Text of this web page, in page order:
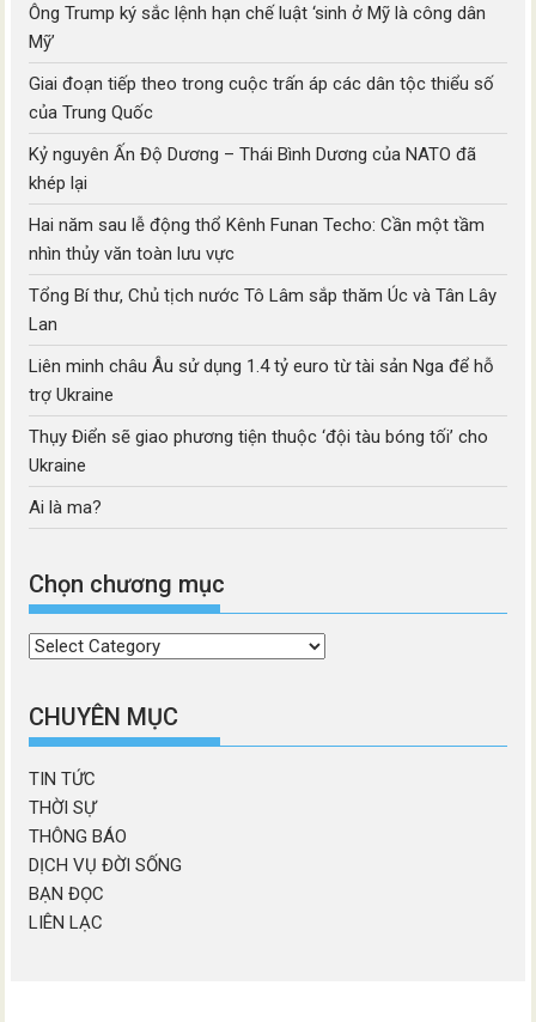
Ông Trump ký sắc lệnh hạn chế luật ‘sinh ở Mỹ là công dân
Mỹ’
Giai đoạn tiếp theo trong cuộc trấn áp các dân tộc thiểu số
của Trung Quốc
Kỷ nguyên Ấn Độ Dương – Thái Bình Dương của NATO đã
khép lại
Hai năm sau lễ động thổ Kênh Funan Techo: Cần một tầm
nhìn thủy văn toàn lưu vực
Tổng Bí thư, Chủ tịch nước Tô Lâm sắp thăm Úc và Tân Lây
Lan
Liên minh châu Âu sử dụng 1.4 tỷ euro từ tài sản Nga để hỗ
trợ Ukraine
Thụy Điển sẽ giao phương tiện thuộc ‘đội tàu bóng tối’ cho
Ukraine
Ai là ma?
Chọn chương mục
Chọn
mục
CHUYÊN MỤC
TIN TỨC
THỜI SỰ
THÔNG BÁO
DỊCH VỤ ĐỜI SỐNG
BẠN ĐỌC
LIÊN LẠC